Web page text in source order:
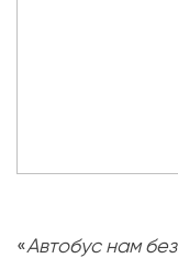
«Автобус нам